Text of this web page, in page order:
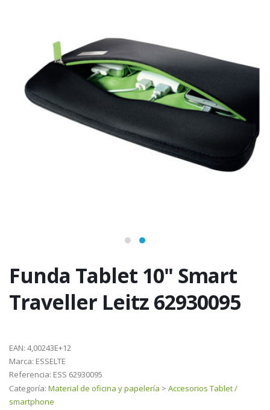
Funda Tablet 10" Smart
Traveller Leitz 62930095
EAN: 4,00243E+12
Marca: ESSELTE
Referencia: ESS 62930095
Categoría: Material de oficina y papelería > Accesorios Tablet /
smartphone